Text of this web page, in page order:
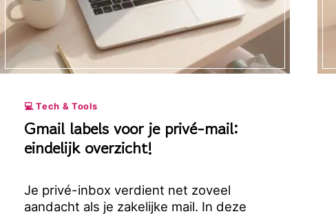
💻 Tech & Tools
Gmail labels voor je privé-mail:
eindelijk overzicht!
Je privé-inbox verdient net zoveel
aandacht als je zakelijke mail. In deze